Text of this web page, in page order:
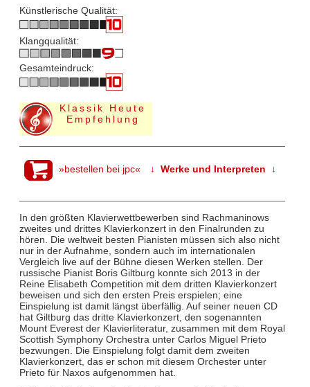
Künstlerische Qualität:
Klangqualität:
Gesamteindruck:
Klassik Heute
Empfehlung
»bestellen bei jpc« ↓ Werke und Interpreten ↓
In den größten Klavierwettbewerben sind Rachmaninows
zweites und drittes Klavierkonzert in den Finalrunden zu
hören. Die weltweit besten Pianisten müssen sich also nicht
nur in der Aufnahme, sondern auch im internationalen
Vergleich live auf der Bühne diesen Werken stellen. Der
russische Pianist Boris Giltburg konnte sich 2013 in der
Reine Elisabeth Competition mit dem dritten Klavierkonzert
beweisen und sich den ersten Preis erspielen; eine
Einspielung ist damit längst überfällig. Auf seiner neuen CD
hat Giltburg das dritte Klavierkonzert, den sogenannten
Mount Everest der Klavierliteratur, zusammen mit dem Royal
Scottish Symphony Orchestra unter Carlos Miguel Prieto
bezwungen. Die Einspielung folgt damit dem zweiten
Klavierkonzert, das er schon mit diesem Orchester unter
Prieto für Naxos aufgenommen hat.